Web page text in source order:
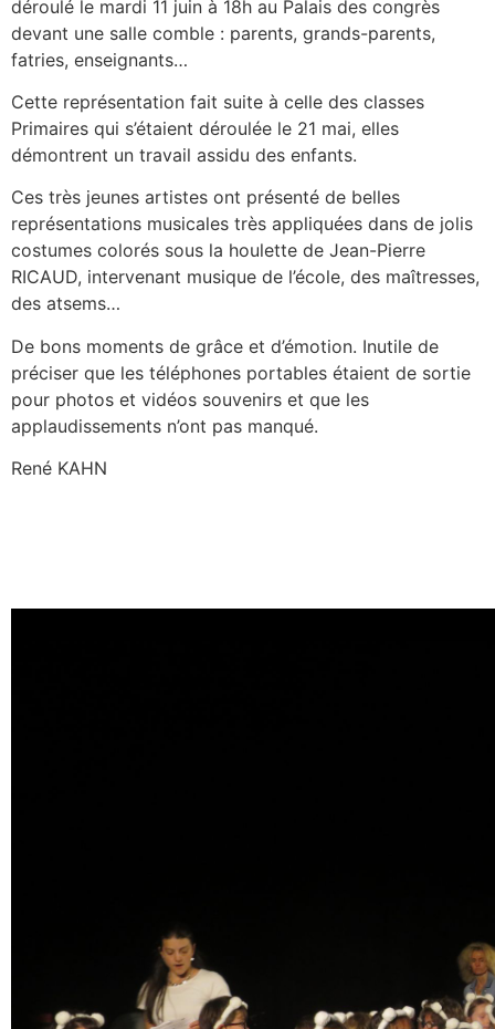
déroulé le mardi 11 juin à 18h au Palais des congrès
devant une salle comble : parents, grands-parents,
fatries, enseignants…
Cette représentation fait suite à celle des classes
Primaires qui s’étaient déroulée le 21 mai, elles
démontrent un travail assidu des enfants.
Ces très jeunes artistes ont présenté de belles
représentations musicales très appliquées dans de jolis
costumes colorés sous la houlette de Jean-Pierre
RICAUD, intervenant musique de l’école, des maîtresses,
des atsems…
De bons moments de grâce et d’émotion. Inutile de
préciser que les téléphones portables étaient de sortie
pour photos et vidéos souvenirs et que les
applaudissements n’ont pas manqué.
René KAHN